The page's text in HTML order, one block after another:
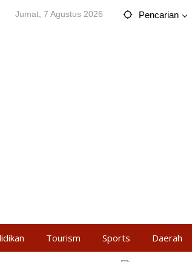
Jumat, 7 Agustus 2026 Pencarian
Tourism Sports Daerah